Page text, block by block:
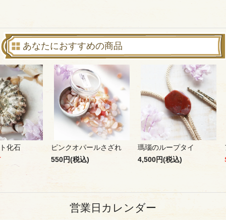
あなたにおすすめの商品
化石
ピンクオパールさざれ
550円(税込)
瑪瑙のループタイ
4,500円(税込)
営業日カレンダー